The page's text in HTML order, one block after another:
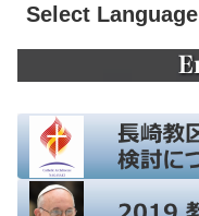
Select Language